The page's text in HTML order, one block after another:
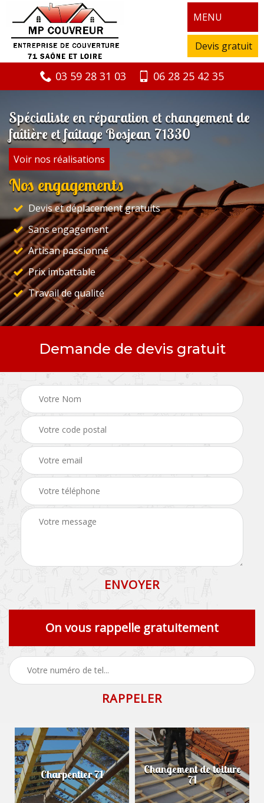
MENU
Devis gratuit
03 59 28 31 03 06 28 25 42 35
Spécialiste en réparation et changement de
faîtière et faîtage Bosjean 71330
Voir nos réalisations
Nos engagements
Devis et déplacement gratuits
Sans engagement
Artisan passionné
Prix imbattable
Travail de qualité
Demande de devis gratuit
On vous rappelle gratuitement
Charpentier 71 Changement de toiture
71